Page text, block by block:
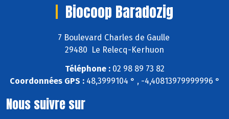
Biocoop Baradozig
7 Boulevard Charles de Gaulle
29480 Le Relecq-Kerhuon
Téléphone :02 98 89 73 82
Coordonnées GPS :48,3999104 ° , -4,40813979999996 °
Nous suivre sur